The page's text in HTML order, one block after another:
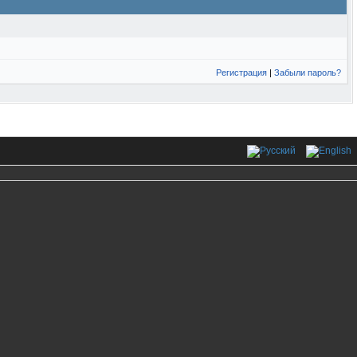
Регистрация | Забыли пароль?